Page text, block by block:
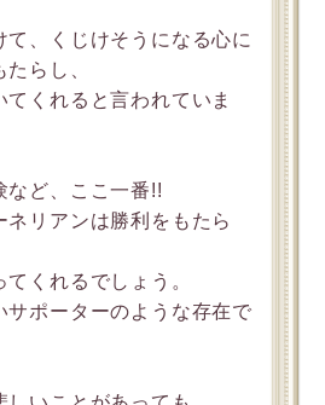
て、くじけそうになる心に
らし、
てくれると言われていま
など、ここ一番!!
ネリアンは勝利をもたら
くれるでしょう。
サポーターのような存在で